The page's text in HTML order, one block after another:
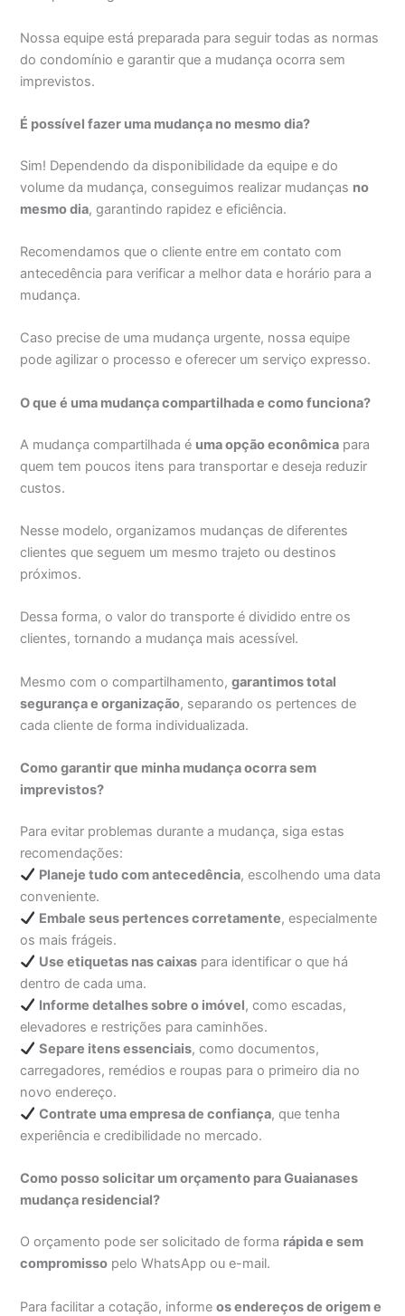
Nossa equipe está preparada para seguir todas as normas
do condomínio e garantir que a mudança ocorra sem
imprevistos.
É possível fazer uma mudança no mesmo dia?
Sim! Dependendo da disponibilidade da equipe e do
volume da mudança, conseguimos realizar mudanças no
mesmo dia, garantindo rapidez e eficiência.
Recomendamos que o cliente entre em contato com
antecedência para verificar a melhor data e horário para a
mudança.
Caso precise de uma mudança urgente, nossa equipe
pode agilizar o processo e oferecer um serviço expresso.
O que é uma mudança compartilhada e como funciona?
A mudança compartilhada é uma opção econômica para
quem tem poucos itens para transportar e deseja reduzir
custos.
Nesse modelo, organizamos mudanças de diferentes
clientes que seguem um mesmo trajeto ou destinos
próximos.
Dessa forma, o valor do transporte é dividido entre os
clientes, tornando a mudança mais acessível.
Mesmo com o compartilhamento,garantimos total
segurança e organização, separando os pertences de
cada cliente de forma individualizada.
Como garantir que minha mudança ocorra sem
imprevistos?
Para evitar problemas durante a mudança, siga estas
recomendações:
Planeje tudo com antecedência, escolhendo uma data
conveniente.
Embale seus pertences corretamente, especialmente
os mais frágeis.
Use etiquetas nas caixas para identificar o que há
dentro de cada uma.
Informe detalhes sobre o imóvel, como escadas,
elevadores e restrições para caminhões.
Separe itens essenciais, como documentos,
carregadores, remédios e roupas para o primeiro dia no
novo endereço.
Contrate uma empresa de confiança, que tenha
experiência e credibilidade no mercado.
Como posso solicitar um orçamento para Guaianases
mudança residencial?
O orçamento pode ser solicitado de forma rápida e sem
compromisso pelo WhatsApp ou e-mail.
Para facilitar a cotação, informeos endereços de origem e